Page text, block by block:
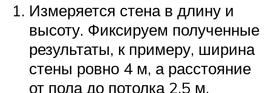
Измеряется стена в длину и
высоту. Фиксируем полученные
результаты, к примеру, ширина
стены ровно 4 м, а расстояние
от пола до потолка 2,5 м.